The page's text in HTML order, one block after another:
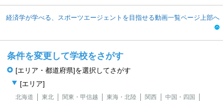
経済学が学べる、スポーツエージェントを目指せる動画一覧ページ上部へ
条件を変更して学校をさがす
[エリア・都道府県]を選択してさがす
[エリア]
北海道 東北 関東・甲信越 東海・北陸 関西
中国・四国